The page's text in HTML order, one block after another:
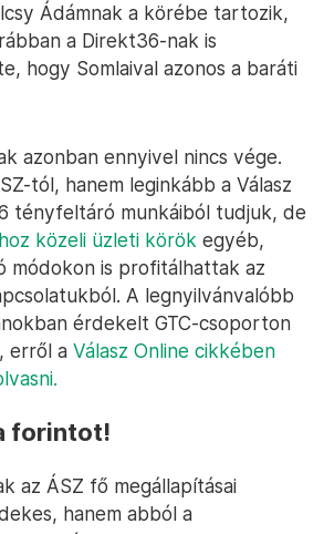
Ádámnak a körébe tartozik,
a Direkt36-nak is
hogy Somlaival azonos a baráti
azonban ennyivel nincs vége.
tól, hanem leginkább a Válasz
tényfeltáró munkáiból tudjuk, de
közeli üzleti körök egyéb,
módokon is profitálhattak az
A legnyilvánvalóbb
érdekelt GTC-csoporton
erről a Válasz Online cikkében
forintot!
az ÁSZ fő megállapításai
hanem abból a